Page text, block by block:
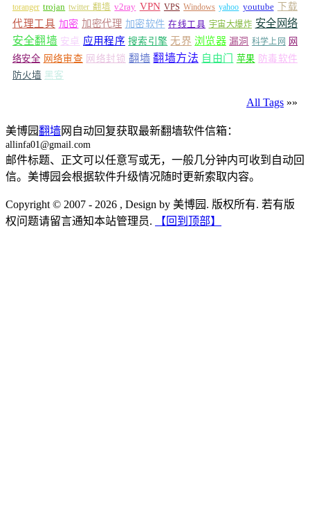
toranger trojan twitter 翻墙 v2ray VPN VPS Windows yahoo youtube 下载
代理工具 加密 加密代理 加密软件 在线工具 宇宙大爆炸 安全网络
安全翻墙 安卓 应用程序 搜索引擎 无界 浏览器 漏洞 科学上网 网
络安全 网络审查 网络封锁 翻墙 翻墙方法 自由门 苹果 防毒软件
防火墙 黑客
All Tags »»
美博园翻墙网自动回复获取最新翻墙软件信箱：
allinfa01@gmail.com
邮件标题、正文可以任意写或无，一般几分钟内可收到自动回
信。美博园会根据软件升级情况随时更新索取内容。
Copyright © 2007 - 2026 , Design by 美博园. 版权所有. 若有版
权问题请留言通知本站管理员.
【回到顶部】